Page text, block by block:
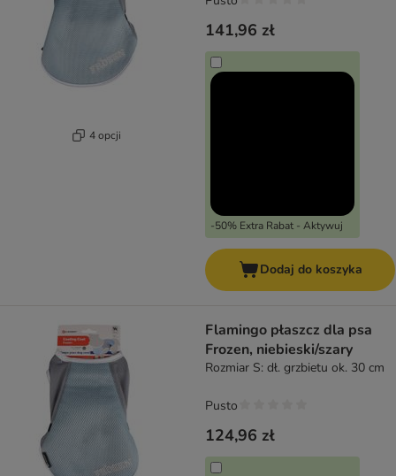
4 opcji
141,96 zł
-50% Extra Rabat - Aktywuj
Dodaj do koszyka
Flamingo płaszcz dla psa
Frozen, niebieski/szary
Rozmiar S: dł. grzbietu ok. 30 cm
124,96 zł
Pusto